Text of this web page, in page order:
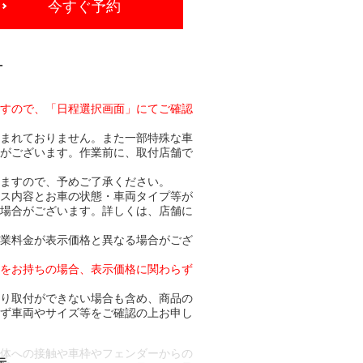
今すぐ予約
ので、「日程選択画面」にてご確認
れておりません。また一部特殊な車
ございます。作業前に、取付店舗で
ので、予めご了承ください。
内容とお車の状態・車両タイプ等が
合がございます。詳しくは、店舗に
料金が表示価格と異なる場合がござ
お持ちの場合、表示価格に関わらず
取付ができない場合も含め、商品の
車両やサイズ等をご確認の上お申し
への接触や車枠やフェンダーからの